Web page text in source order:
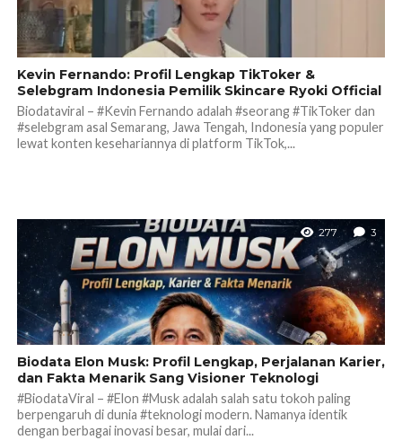
Kevin Fernando: Profil Lengkap TikToker &
Selebgram Indonesia Pemilik Skincare Ryoki Official
Biodataviral – #Kevin Fernando adalah #seorang #TikToker dan
#selebgram asal Semarang, Jawa Tengah, Indonesia yang populer
lewat konten kesehariannya di platform TikTok,...
277 3
Biodata Elon Musk: Profil Lengkap, Perjalanan Karier,
dan Fakta Menarik Sang Visioner Teknologi
#BiodataViral – #Elon #Musk adalah salah satu tokoh paling
berpengaruh di dunia #teknologi modern. Namanya identik
dengan berbagai inovasi besar, mulai dari...